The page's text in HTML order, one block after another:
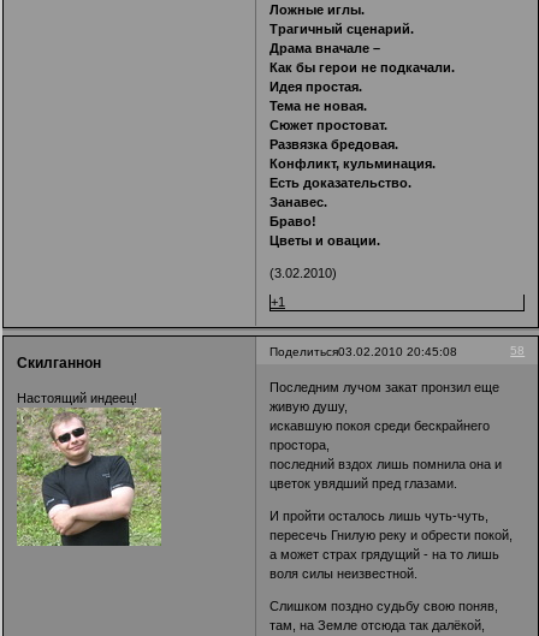
Ложные иглы.
Трагичный сценарий.
Драма вначале –
Как бы герои не подкачали.
Идея простая.
Тема не новая.
Сюжет простоват.
Развязка бредовая.
Конфликт, кульминация.
Есть доказательство.
Занавес.
Браво!
Цветы и овации.
(3.02.2010)
+1
Поделиться 58
03.02.2010 20:45:08
Скилганнон
Настоящий индеец!
Последним лучом закат пронзил еще
живую душу,
искавшую покоя среди бескрайнего
простора,
последний вздох лишь помнила она и
цветок увядший пред глазами.
И пройти осталось лишь чуть-чуть,
пересечь Гнилую реку и обрести покой,
а может страх грядущий - на то лишь
воля силы неизвестной.
Слишком поздно судьбу свою поняв,
там, на Земле отсюда так далёкой,